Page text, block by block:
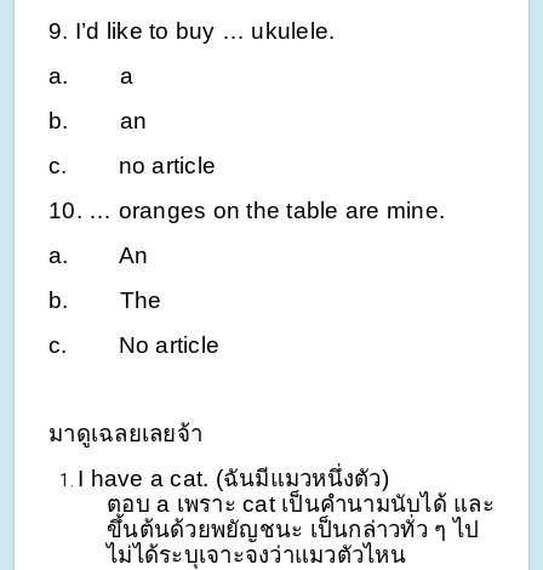
9. I’d like to buy … ukulele.
a. a
b. an
c. no article
10. … oranges on the table are mine.
a. An
b. The
c. No article
มาดูเฉลยเลยจ้า
I have a cat. (ฉันมีแมวหนึ่งตัว)
ตอบ a เพราะ cat เป็นคำนามนับได้ และ
ขึ้นต้นด้วยพยัญชนะ เป็นกล่าวทั่ว ๆ ไป
ไม่ได้ระบุเจาะจงว่าแมวตัวไหน